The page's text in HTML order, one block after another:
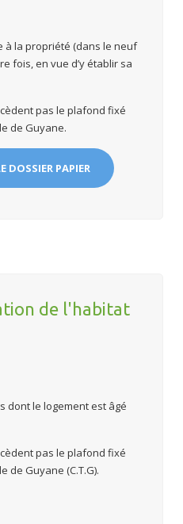
à la propriété (dans le neuf
fois, en vue d’y établir sa
pas le plafond fixé
de Guyane.
DOSSIER PAPIER
de l'habitat
dont le logement est âgé
pas le plafond fixé
de Guyane (C.T.G).